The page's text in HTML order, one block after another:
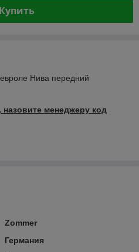
Купить
Нива передний
менеджеру код
Zommer
Германия